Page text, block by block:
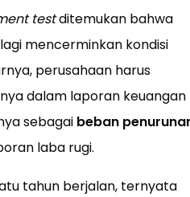
testditemukan bahwa
mencerminkan kondisi
perusahaan harus
dalam laporan keuangan
sebagai beban
laba rugi.
tahun berjalan, ternyata